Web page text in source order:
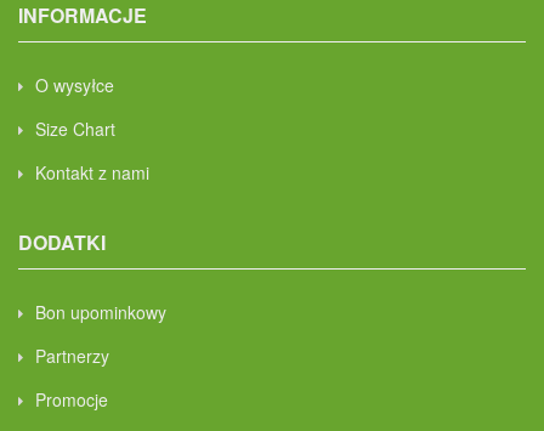
INFORMACJE
O wysyłce
Size Chart
Kontakt z nami
DODATKI
Bon upominkowy
Partnerzy
Promocje